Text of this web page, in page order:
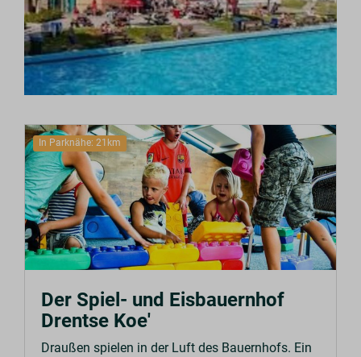
In Parknähe: 21km
Der Spiel- und Eisbauernhof
Drentse Koe'
Draußen spielen in der Luft des Bauernhofs. Ein